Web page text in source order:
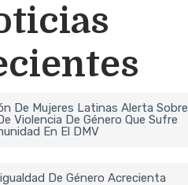
De Mujeres Latinas Alerta Sobre
Violencia De Género Que Sufre
En El DMV
De Género Acrecienta